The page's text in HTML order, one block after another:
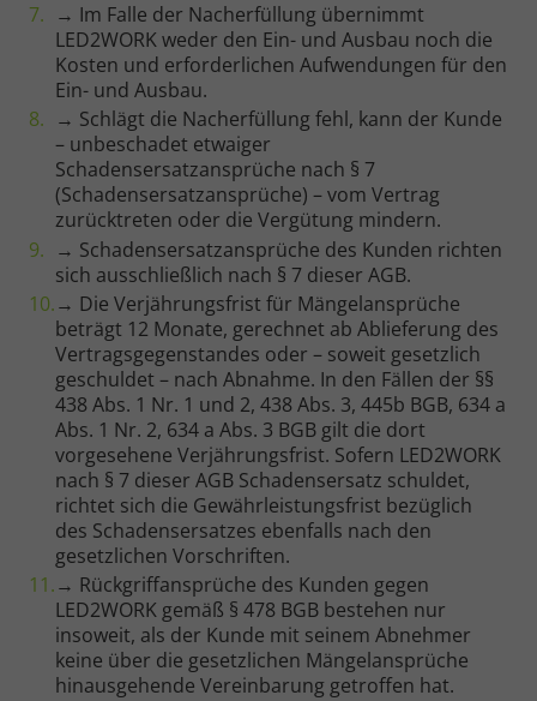
→ Im Falle der Nacherfüllung übernimmt
LED2WORK weder den Ein- und Ausbau noch die
Kosten und erforderlichen Aufwendungen für den
Ein- und Ausbau.
→ Schlägt die Nacherfüllung fehl, kann der Kunde
– unbeschadet etwaiger
Schadensersatzansprüche nach § 7
(Schadensersatzansprüche) – vom Vertrag
zurücktreten oder die Vergütung mindern.
→ Schadensersatzansprüche des Kunden richten
sich ausschließlich nach § 7 dieser AGB.
→ Die Verjährungsfrist für Mängelansprüche
beträgt 12 Monate, gerechnet ab Ablieferung des
Vertragsgegenstandes oder – soweit gesetzlich
geschuldet – nach Abnahme. In den Fällen der §§
438 Abs. 1 Nr. 1 und 2, 438 Abs. 3, 445b BGB, 634 a
Abs. 1 Nr. 2, 634 a Abs. 3 BGB gilt die dort
vorgesehene Verjährungsfrist. Sofern LED2WORK
nach § 7 dieser AGB Schadensersatz schuldet,
richtet sich die Gewährleistungsfrist bezüglich
des Schadensersatzes ebenfalls nach den
gesetzlichen Vorschriften.
→ Rückgriffansprüche des Kunden gegen
LED2WORK gemäß § 478 BGB bestehen nur
insoweit, als der Kunde mit seinem Abnehmer
keine über die gesetzlichen Mängelansprüche
hinausgehende Vereinbarung getroffen hat.